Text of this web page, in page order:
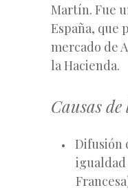
Martín. Fue
España, que
mercado de
la Hacienda.
Causas
Difusión